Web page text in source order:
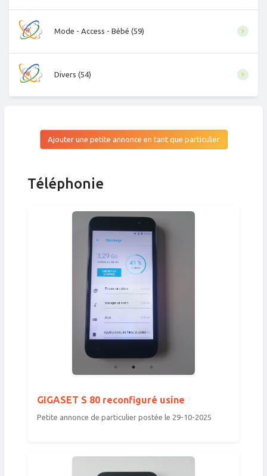
Mode - Access - Bébé (59)
Divers (54)
Ajouter une petite annonce en tant que particulier
Téléphonie
GIGASET S 80 reconfiguré usine
Petite annonce de particulier postée le 29-10-2025